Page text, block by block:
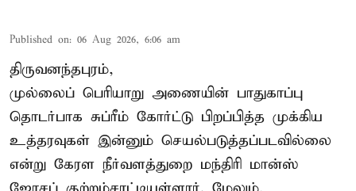
Published on: 06 Aug 2026, 6:06 am
திருவனந்தபுரம்,
முல்லைப் பெரியாறு அணையின் பாதுகாப்பு
தொடர்பாக சுப்ரீம் கோர்ட்டு பிறப்பித்த முக்கிய
உத்தரவுகள் இன்னும் செயல்படுத்தப்படவில்லை
என்று கேரள நீர்வளத்துறை மந்திரி மான்ஸ்